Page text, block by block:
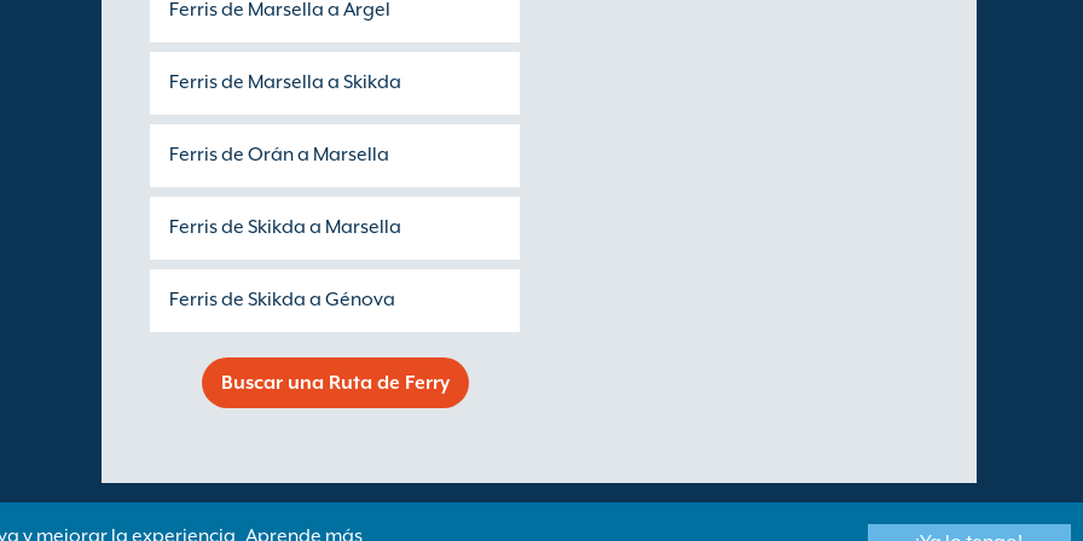
Ferris de Marsella a Argel
Ferris de Marsella a Skikda
Ferris de Orán a Marsella
Ferris de Skikda a Marsella
Ferris de Skikda a Génova
Buscar una Ruta de Ferry
y mejorar la experiencia Aprende más